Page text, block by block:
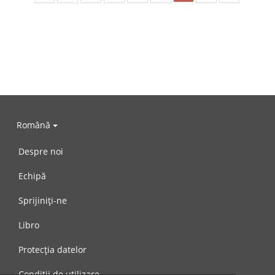
Română
Despre noi
Echipă
Sprijiniți-ne
Libro
Protecția datelor